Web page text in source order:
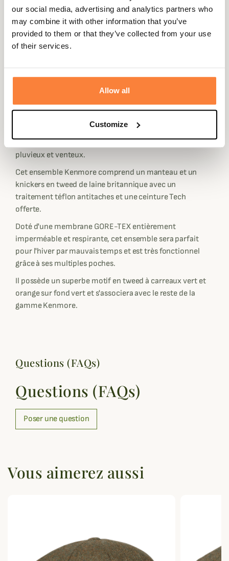
our social media, advertising and analytics partners who
may combine it with other information that you’ve
provided to them or that they’ve collected from your use
of their services.
Allow all
Customize
Expédié dans
la journée
Échange ou
retour sous
90 jours
Paiement
sécurisé
Paiement en
3 fois dès 100
euros
Description
d'Härkila qui vous gardera bien au sec et au chaud lors de
vos parties de chasse et sessions de tir par temps
pluvieux et venteux.
Cet ensemble Kenmore comprend un manteau et un
knickers en tweed de laine britannique avec un
traitement téflon antitaches et une ceinture Tech
offerte.
Doté d'une membrane GORE-TEX entièrement
imperméable et respirante, cet ensemble sera parfait
pour l'hiver par mauvais temps et est très fonctionnel
grâce à ses multiples poches.
Il possède un superbe motif en tweed à carreaux vert et
orange sur fond vert et s'associera avec le reste de la
gamme Kenmore.
Questions (FAQs)
Questions (FAQs)
Poser une question
Vous aimerez aussi